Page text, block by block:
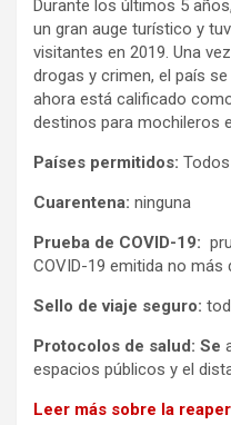
Durante los últimos 5
un gran auge turístico y
visitantes en 2019. Una
drogas y crimen, el país
ahora está calificado
destinos para mochileros
Países permitidos:
Cuarentena: ninguna
Prueba de COVID-19:
COVID-19 emitida no más
Sello de viaje seguro:
Protocolos de salud: Se
espacios públicos y el
Leer más sobre la